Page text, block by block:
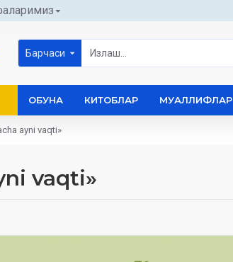
Барчаси
ОБУНА КИТОБЛАР МУАЛЛИФЛАР
ayni vaqti»
vaqti»